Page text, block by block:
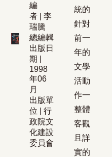
編
者 | 李
瑞騰
總編輯
出版日
期 |
1998
年06
月
出版單
位 | 行
政院文
化建設
委員會
統的
針對
前一
年的
文學
活動
作一
整體
客觀
且詳
實的